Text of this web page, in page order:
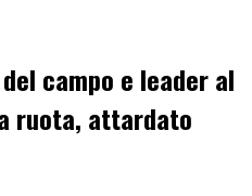
campo e leader al
ruota, attardato